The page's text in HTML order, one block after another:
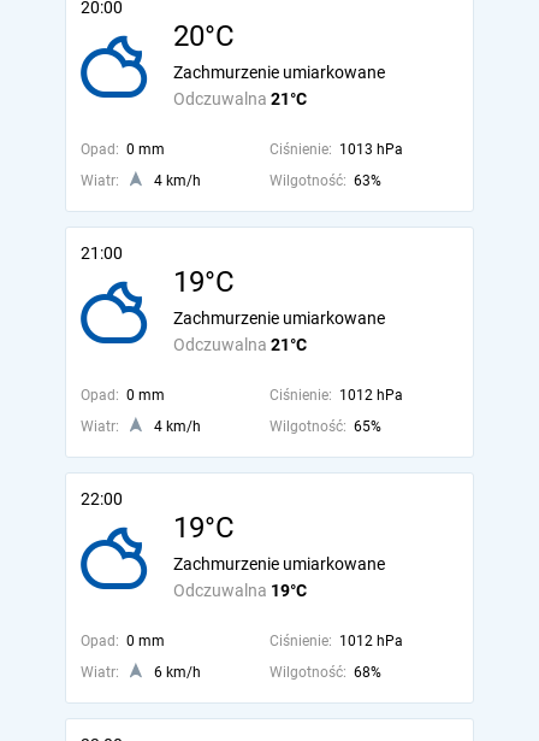
20:00
20°C
Odczuwalna 21°C
Zachmurzenie umiarkowane
Opad: 0 mm Ciśnienie: 1013 hPa
Wiatr:
4 km/h Wilgotność: 63%
21:00
19°C
Odczuwalna 21°C
Zachmurzenie umiarkowane
Opad: 0 mm Ciśnienie: 1012 hPa
Wiatr:
4 km/h Wilgotność: 65%
22:00
19°C
Odczuwalna 19°C
Zachmurzenie umiarkowane
Opad: 0 mm Ciśnienie: 1012 hPa
Wiatr:
6 km/h Wilgotność: 68%